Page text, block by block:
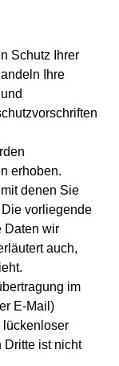
Schutz Ihrer
Ihre
erhoben.
denen Sie
vorliegende
Daten wir
auch,
im
E-Mail)
lückenloser
Dritte ist nicht